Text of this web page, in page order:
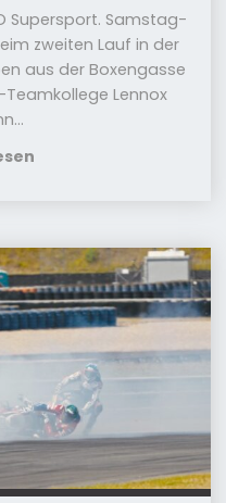
Supersport. Samstag-
zweiten Lauf in der
aus der Boxengasse
Lennox